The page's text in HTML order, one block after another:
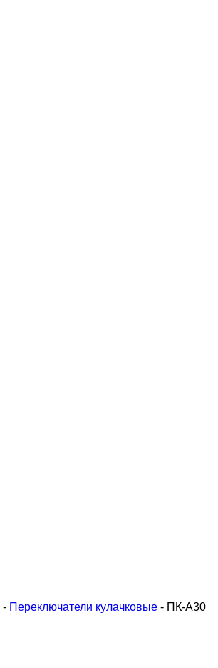
- Переключатели кулачковые - ПК-А30